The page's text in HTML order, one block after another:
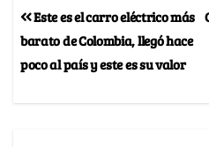
Este es el carro eléctrico más
barato de Colombia, llegó hace
poco al país y este es su valor